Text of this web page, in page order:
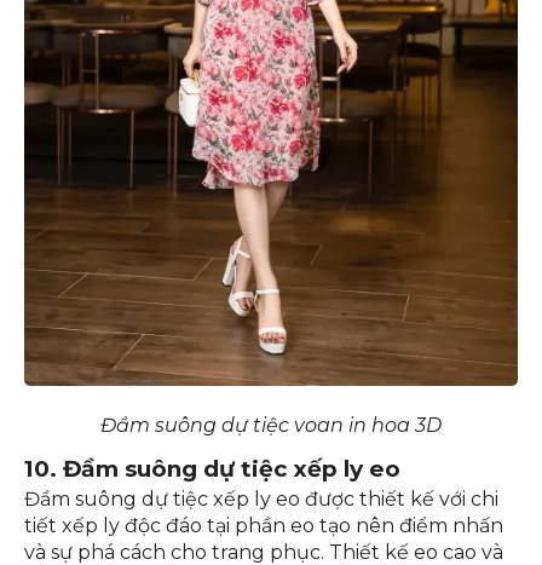
Đầm suông dự tiệc voan in hoa 3D
10. Đầm suông dự tiệc xếp ly eo
Đầm suông dự tiệc xếp ly eo được thiết kế với chi
tiết xếp ly độc đáo tại phần eo tạo nên điểm nhấn
và sự phá cách cho trang phục. Thiết kế eo cao và